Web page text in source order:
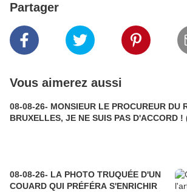
Partager
Vous aimerez aussi
08-08-26- MONSIEUR LE PROCUREUR DU
08-08-26- LA PHOTO TRUQUÉE D'UN
COUARD QUI PRÉFÉRA S'ENRICHIR